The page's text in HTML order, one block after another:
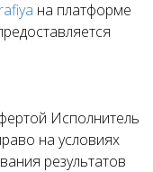
на платформе
Исполнитель
на условиях
результатов